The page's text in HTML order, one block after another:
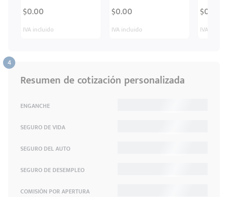
$0.00
IVA incluido
$0.00
IVA incluido
$0.00
IVA
Resumen de cotización personalizada
ENGANCHE
SEGURO DE VIDA
SEGURO DEL AUTO
SEGURO DE DESEMPLEO
COMISIÓN POR APERTURA